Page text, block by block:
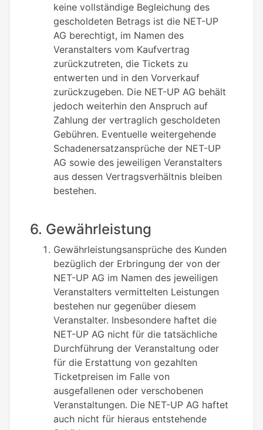
keine vollständige Begleichung des
gescholdeten Betrags ist die NET-UP
AG berechtigt, im Namen des
Veranstalters vom Kaufvertrag
zurückzutreten, die Tickets zu
entwerten und in den Vorverkauf
zurückzugeben. Die NET-UP AG behält
jedoch weiterhin den Anspruch auf
Zahlung der vertraglich gescholdeten
Gebühren. Eventuelle weitergehende
Schadenersatzansprüche der NET-UP
AG sowie des jeweiligen Veranstalters
aus dessen Vertragsverhältnis bleiben
bestehen.
6. Gewährleistung
Gewährleistungsansprüche des Kunden
bezüglich der Erbringung der von der
NET-UP AG im Namen des jeweiligen
Veranstalters vermittelten Leistungen
bestehen nur gegenüber diesem
Veranstalter. Insbesondere haftet die
NET-UP AG nicht für die tatsächliche
Durchführung der Veranstaltung oder
für die Erstattung von gezahlten
Ticketpreisen im Falle von
ausgefallenen oder verschobenen
Veranstaltungen. Die NET-UP AG haftet
auch nicht für hieraus entstehende